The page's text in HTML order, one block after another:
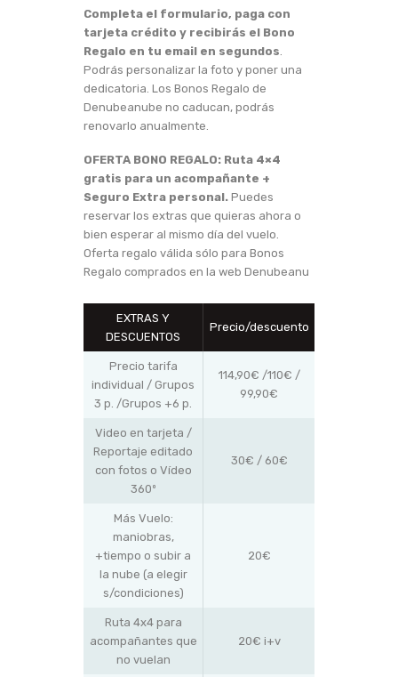
Completa el formulario, paga con
tarjeta crédito y recibirás el Bono
Regalo en tu email en segundos.
Podrás personalizar la foto y poner una
dedicatoria. Los Bonos Regalo de
Denubeanube no caducan, podrás
renovarlo anualmente.
OFERTA BONO REGALO: Ruta 4×4
gratis para un acompañante +
Seguro Extra personal. Puedes
reservar los extras que quieras ahora o
bien esperar al mismo día del vuelo.
Oferta regalo válida sólo para Bonos
Regalo comprados en la web Denubeanu
EXTRAS Y
DESCUENTOS
Precio/descuento
Precio tarifa
individual / Grupos
3 p. /Grupos +6 p.
114,90€ /110€ /
99,90€
Video en tarjeta /
Reportaje editado
con fotos o Vídeo
360º
30€ / 60€
Más Vuelo:
maniobras,
+tiempo o subir a
la nube (a elegir
s/condiciones)
20€
Ruta 4x4 para
acompañantes que
no vuelan
20€ i+v